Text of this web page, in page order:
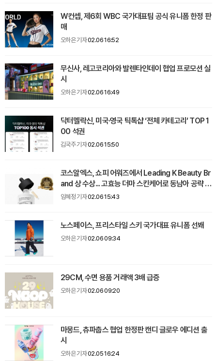
W컨셉, 제6회 WBC 국가대표팀 공식 유니폼 한정 판
매
오하은 기자02.06 16:52
무신사, 레고코리아와 발렌타인데이 협업 프로모션 실
시
오하은 기자02.06 16:49
닥터멜락신, 미국·영국 틱톡샵 ‘전체 카테고리’ TOP 1
00 석권
김국주 기자02.06 15:50
코스알엑스, 쇼피 어워즈에서 Leading K Beauty Br
and 상 수상... 고효능 더마 스킨케어로 동남아 공략 가
속
임혜정 기자02.06 15:43
노스페이스, 프리스타일 스키 국가대표 유니폼 선봬
오하은 기자02.06 09:34
29CM, 수면 용품 거래액 3배 급증
오하은 기자02.06 09:20
마몽드, 츄파춥스 협업 한정판 캔디 글로우 에디션 출
시
오하은 기자02.05 16:24